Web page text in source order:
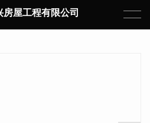
房屋工程有限公司